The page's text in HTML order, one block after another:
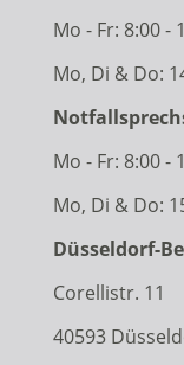
Mo - Fr: 8:00 -
Mo, Di & Do:
Mo - Fr: 8:00 -
Mo, Di & Do:
Düsseldorf-
Corellistr. 11
40593